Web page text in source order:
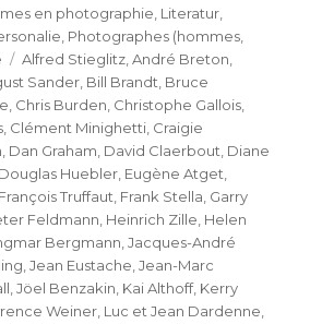
en photographie, Literatur,
, Photographes (hommes,
Schlagwörter
Alfred Stieglitz,André Breton,
Sander, Bill Brandt, Bruce
, Chris Burden, Christophe Gallois,
, Clément Minighetti, Craigie
, Dan Graham, David Claerbout, Diane
Douglas Huebler, Eugène Atget,
François Truffaut, Frank Stella, Garry
Feldmann, Heinrich Zille, Helen
Bergmann,Jacques-André
,Jean Eustache,Jean-Marc
,Jöel Benzakin, Kai Althoff, Kerry
Weiner, Luc et Jean Dardenne,